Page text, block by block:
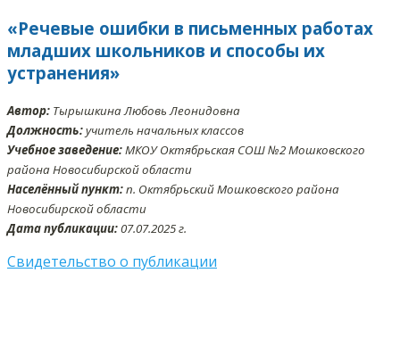
«Речевые ошибки в письменных работах
младших школьников и способы их
устранения»
Автор: Тырышкина Любовь Леонидовна
Должность:учитель начальных классов
Учебное заведение:МКОУ Октябрьская СОШ №2 Мошковского
района Новосибирской области
Населённый пункт:п. Октябрьский Мошковского района
Новосибирской области
Дата публикации:07.07.2025 г.
Свидетельство о публикации